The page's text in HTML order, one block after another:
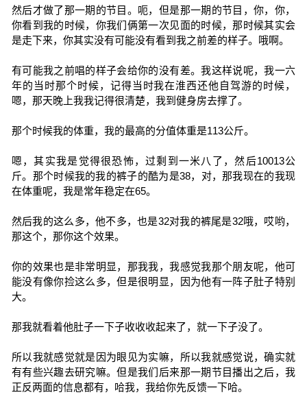
然后才做了那一期的节目。呃，但是那一期的节目，你，你，
你看到我的时候，你我们俩第一次见面的时候，那时候其实会
是走下来，你其实没有可能没有看到我之前差的样子。哦啊。
有可能我之前唱的样子会给你的没有差。我这样说呢，我一六
年的当时那个时候，记得当时我在淮西还他自驾游的时候，
嗯，那天晚上我我记得很清楚，我到健身房去撑了。
那个时候我的体重，我的最高的分值体重是113公斤。
嗯，其实我是觉得很恐怖，过剩到一米八了，然后10013公
斤。那个时候我的我的裤子的酷为是38，对，那我现在的我现
在体重呢，我是常年稳定在65。
然后我的这么多，他不多，也是32对我的裤尾是32哦，哎哟，
那这个，那你这个效果。
你的效果也是非常明显，那我我，我感觉我那个朋友呢，他可
能没有像你捡这么多，但是很明显，因为他有一阵子肚子特别
大。
那我就看着他肚子一下子收收收起来了，就一下子没了。
所以我就感觉就是因为眼见为实嘛，所以我就感觉说，确实就
有有些兴趣去研究嘛。但是我们后来那一期节目播出之后，我
正反两面的信息都有，哈我，我给你先反馈一下哈。